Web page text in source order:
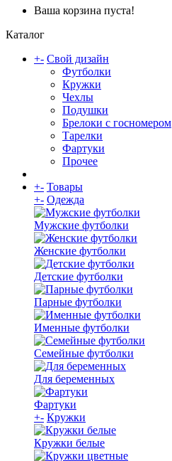
Ваша корзина пуста!
Каталог
+- Свой дизайн
Футболки
Кружки
Чехлы
Подушки
Брелоки с госномером
Тарелки
Фартуки
Прочее
+- Товары
+- Одежда
Мужские футболки
Женские футболки
Детские футболки
Парные футболки
Именные футболки
Семейные футболки
Для беременных
Фартуки
+- Кружки
Кружки белые